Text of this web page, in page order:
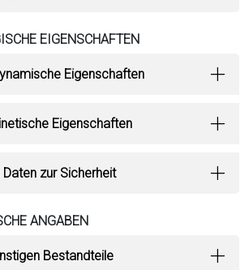
EIGENSCHAFTEN
Eigenschaften
Eigenschaften
zur Sicherheit
ANGABEN
Bestandteile